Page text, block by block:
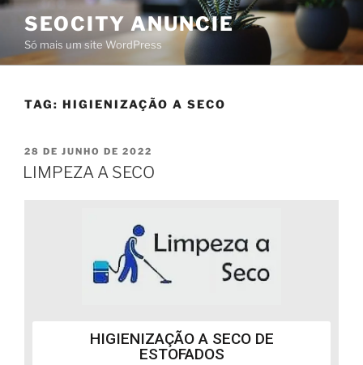
SEOCITY ANUNCIE
Só mais um site WordPress
TAG: HIGIENIZAÇÃO A SECO
28 DE JUNHO DE 2022
LIMPEZA A SECO
HIGIENIZAÇÃO A SECO DE
ESTOFADOS